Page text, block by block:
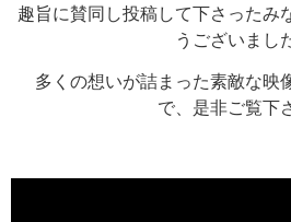
趣旨に賛同し投稿して下さったみ
うございまし
多くの想いが詰まった素敵な映
で、是非ご覧下